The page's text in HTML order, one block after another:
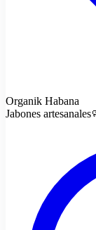
Organik Habana
Jabones